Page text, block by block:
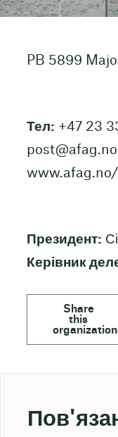
PB 5899
Тел: +47 23
post@afag.no
www.afag.no/
Президент:
Керівник